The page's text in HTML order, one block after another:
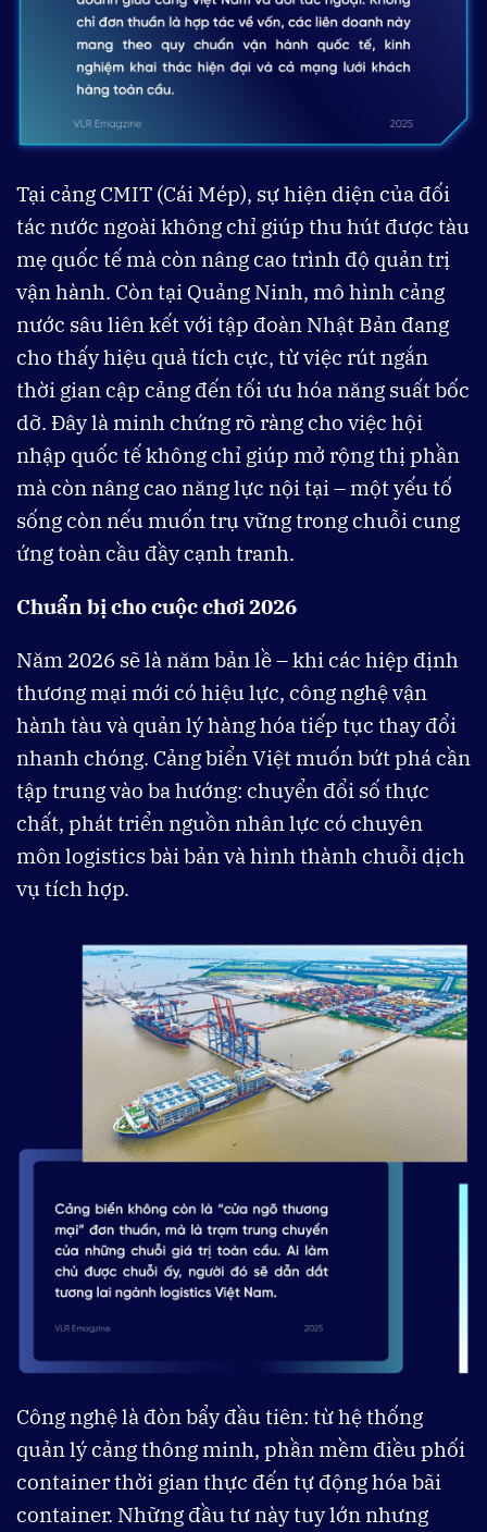
Tại cảng CMIT (Cái Mép), sự hiện diện của đối
tác nước ngoài không chỉ giúp thu hút được tàu
mẹ quốc tế mà còn nâng cao trình độ quản trị
vận hành. Còn tại Quảng Ninh, mô hình cảng
nước sâu liên kết với tập đoàn Nhật Bản đang
cho thấy hiệu quả tích cực, từ việc rút ngắn
thời gian cập cảng đến tối ưu hóa năng suất bốc
dỡ. Đây là minh chứng rõ ràng cho việc hội
nhập quốc tế không chỉ giúp mở rộng thị phần
mà còn nâng cao năng lực nội tại – một yếu tố
sống còn nếu muốn trụ vững trong chuỗi cung
ứng toàn cầu đầy cạnh tranh.
Chuẩn bị cho cuộc chơi 2026
Năm 2026 sẽ là năm bản lề – khi các hiệp định
thương mại mới có hiệu lực, công nghệ vận
hành tàu và quản lý hàng hóa tiếp tục thay đổi
nhanh chóng. Cảng biển Việt muốn bứt phá cần
tập trung vào ba hướng: chuyển đổi số thực
chất, phát triển nguồn nhân lực có chuyên
môn logistics bài bản và hình thành chuỗi dịch
vụ tích hợp.
Công nghệ là đòn bẩy đầu tiên: từ hệ thống
quản lý cảng thông minh, phần mềm điều phối
container thời gian thực đến tự động hóa bãi
container. Những đầu tư này tuy lớn nhưng